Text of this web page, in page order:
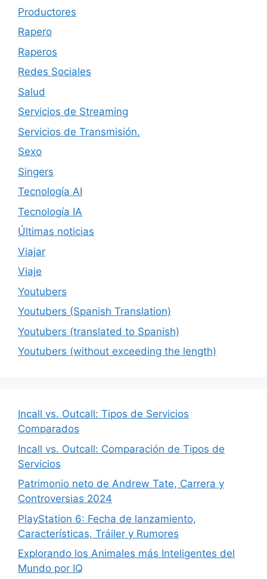
Productores
Rapero
Raperos
Redes Sociales
Salud
Servicios de Streaming
Servicios de Transmisión.
Sexo
Singers
Tecnología AI
Tecnología IA
Últimas noticias
Viajar
Viaje
Youtubers
Youtubers (Spanish Translation)
Youtubers (translated to Spanish)
Youtubers (without exceeding the length)
Incall vs. Outcall: Tipos de Servicios
Comparados
Incall vs. Outcall: Comparación de Tipos de
Servicios
Patrimonio neto de Andrew Tate, Carrera y
Controversias 2024
PlayStation 6: Fecha de lanzamiento,
Características, Tráiler y Rumores
Explorando los Animales más Inteligentes del
Mundo por IQ